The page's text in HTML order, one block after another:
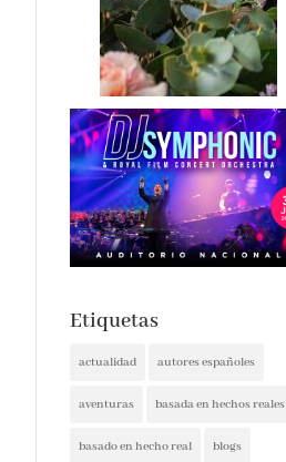
Etiquetas
actualidad autores españoles
aventuras basada en hechos reales
basado en hecho real blogs